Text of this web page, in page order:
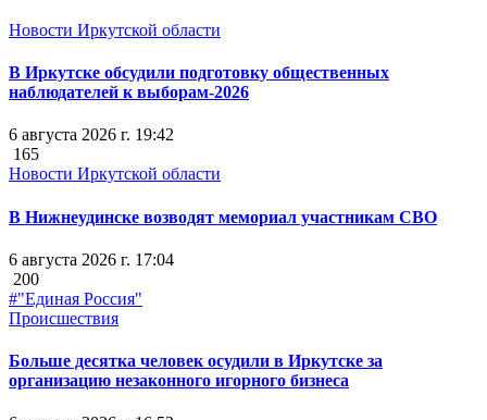
Новости Иркутской области
В Иркутске обсудили подготовку общественных
наблюдателей к выборам-2026
6 августа 2026 г. 19:42
165
Новости Иркутской области
В Нижнеудинске возводят мемориал участникам СВО
6 августа 2026 г. 17:04
200
#"Единая Россия"
Происшествия
Больше десятка человек осудили в Иркутске за
организацию незаконного игорного бизнеса